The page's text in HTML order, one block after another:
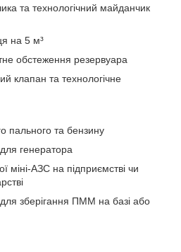
та технологічний майданчик
на 5 м³
обстеження резервуара
клапан та технологічне
пального та бензину
генератора
міні-АЗС на підприємстві чи
зберігання ПММ на базі або